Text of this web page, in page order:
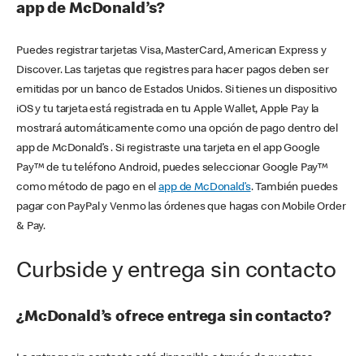
app de McDonald’s?
Puedes registrar tarjetas Visa, MasterCard, American Express y
Discover. Las tarjetas que registres para hacer pagos deben ser
emitidas por un banco de Estados Unidos. Si tienes un dispositivo
iOS y tu tarjeta está registrada en tu Apple Wallet, Apple Pay la
mostrará automáticamente como una opción de pago dentro del
app de McDonald’s . Si registraste una tarjeta en el app Google
Pay™ de tu teléfono Android, puedes seleccionar Google Pay™
como método de pago en elapp de McDonald’s. También puedes
pagar con PayPal y Venmo las órdenes que hagas con Mobile Order
& Pay.
Curbside y entrega sin contacto
¿McDonald’s ofrece entrega sin contacto?